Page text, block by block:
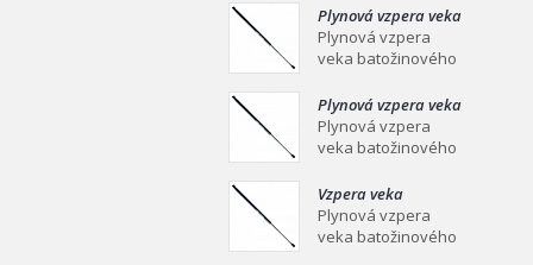
mm Plynová vzpera
veka batožinového
priestoru Ei
Plynová vzpera veka
batožinového
priestoru 549/219
Plynová vzpera
veka batožinového
mm Plynová vzpera
veka batožinového
priestoru Ei
Plynová vzpera veka
batožinového
priestoru 467/160
Plynová vzpera
veka batožinového
mm Plynová vzpera
veka batožinového
priestoru Ei
Vzpera veka
batožinového
priestoru 475/180
Plynová vzpera
veka batožinového